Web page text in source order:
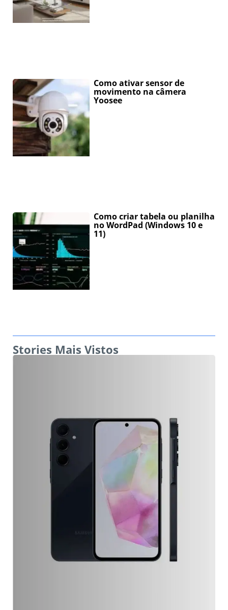
Como ativar sensor de
movimento na câmera
Yoosee
Como criar tabela ou planilha
no WordPad (Windows 10 e
11)
Stories Mais Vistos